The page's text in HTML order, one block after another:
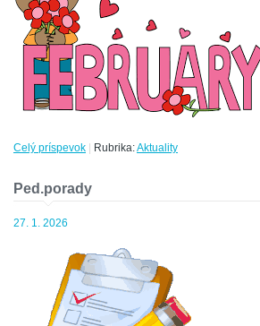
Celý príspevok Rubrika:Aktuality
Ped.porady
27. 1. 2026